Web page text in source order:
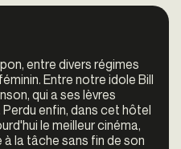
entre divers régimes
Entre notre idole Bill
qui a ses lèvres
enfin, dans cet hôtel
le meilleur cinéma,
la tâche sans fin de son